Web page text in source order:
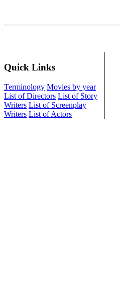
Quick Links
Terminology Movies by year
List of Directors List of Story
Writers List of Screenplay
Writers List of Actors